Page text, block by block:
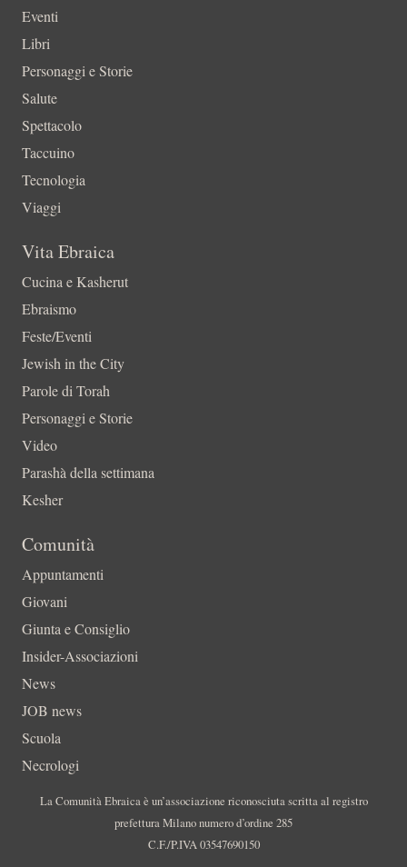
Eventi
Libri
Personaggi e Storie
Salute
Spettacolo
Taccuino
Tecnologia
Viaggi
Vita Ebraica
Cucina e Kasherut
Ebraismo
Feste/Eventi
Jewish in the City
Parole di Torah
Personaggi e Storie
Video
Parashà della settimana
Kesher
Comunità
Appuntamenti
Giovani
Giunta e Consiglio
Insider-Associazioni
News
JOB news
Scuola
Necrologi
La Comunità Ebraica è un’associazione riconosciuta scritta al registro
prefettura Milano numero d’ordine 285
C.F./P.IVA 03547690150